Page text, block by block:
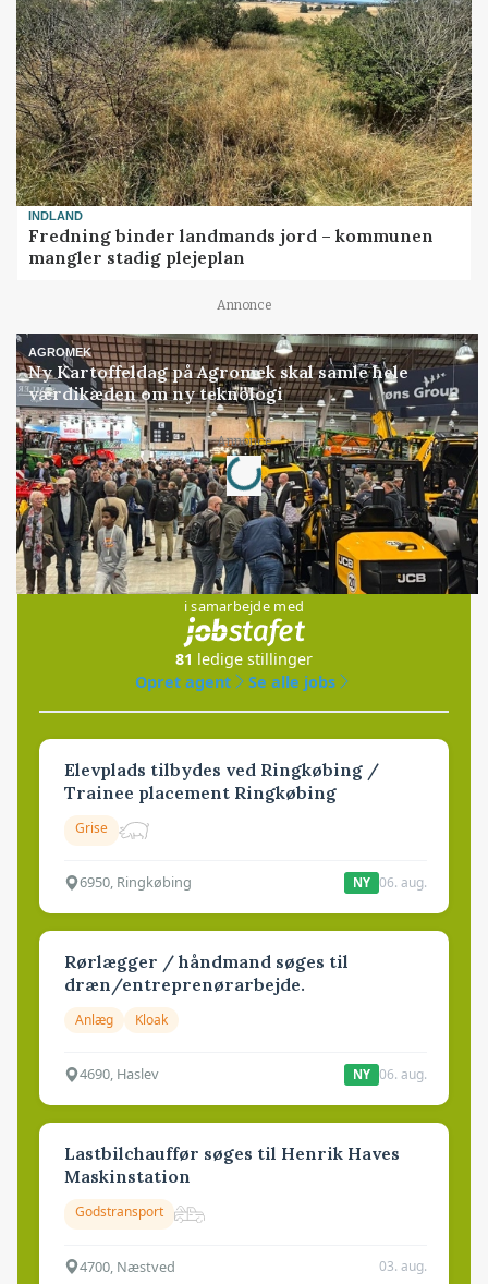
INDLAND
Fredning binder landmands jord – kommunen
mangler stadig plejeplan
Annonce
AGROMEK
Ny Kartoffeldag på Agromek skal samle hele
værdikæden om ny teknologi
Annonce
Loading...
Jobs
i samarbejde med
81 ledige stillinger
Opret agent
Se alle jobs
Elevplads tilbydes ved Ringkøbing /
Trainee placement Ringkøbing
Grise
6950, Ringkøbing NY 06. aug.
Rørlægger / håndmand søges til
dræn/entreprenørarbejde.
Anlæg Kloak
4690, Haslev NY 06. aug.
Lastbilchauffør søges til Henrik Haves
Maskinstation
Godstransport
4700, Næstved 03. aug.